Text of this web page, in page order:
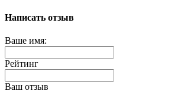
Написать отзыв
Ваше имя:
Рейтинг
Ваш отзыв